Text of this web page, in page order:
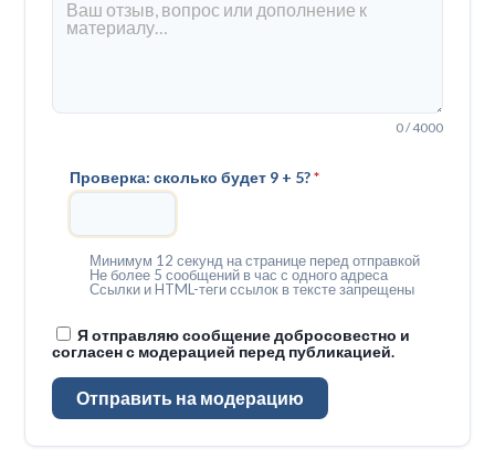
0 / 4000
Проверка: сколько будет 9 + 5?*
Минимум 12 секунд на странице перед отправкой
Не более 5 сообщений в час с одного адреса
Ссылки и HTML-теги ссылок в тексте запрещены
Я отправляю сообщение добросовестно и
согласен с модерацией перед публикацией.
Отправить на модерацию